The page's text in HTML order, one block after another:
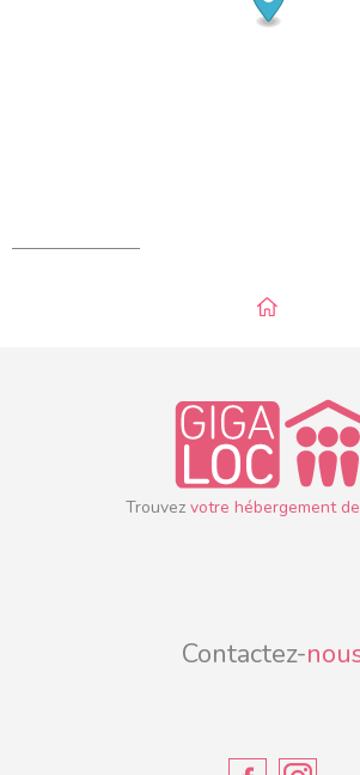
Trouvezvotre hébergement
Contactez-